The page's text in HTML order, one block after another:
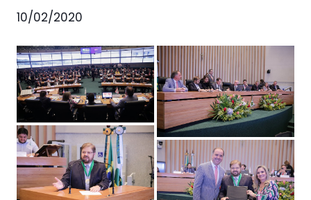
10/02/2020